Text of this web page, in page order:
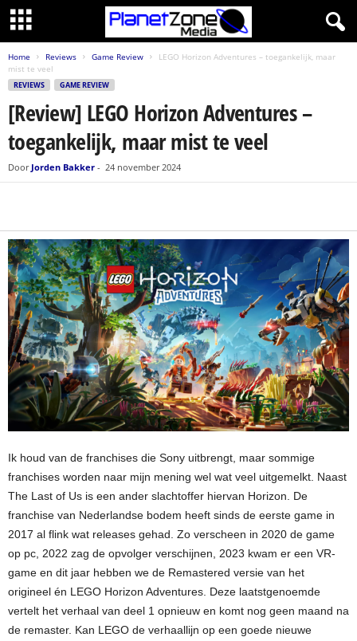
Home Reviews Game Review
LEGO Horizon Adventures – toegankelijk, maar
mist te veel
REVIEWS GAME REVIEW
[Review] LEGO Horizon Adventures –
toegankelijk, maar mist te veel
Door Jorden Bakker - 24 november 2024
Ik houd van de franchises die Sony uitbrengt, maar sommige
franchises worden naar mijn mening wel wat veel uitgemelkt. Naast
The Last of Us is een ander slachtoffer hiervan Horizon. De
franchise van Nederlandse bodem heeft sinds de eerste game in
2017 al flink wat releases gehad. Zo verscheen in 2020 de game
op pc, 2022 zag de opvolger verschijnen, 2023 kwam er een VR-
game en dit jaar hebben we de Remastered versie van het
origineel én LEGO Horizon Adventures. Deze laatstgenoemde
vertelt het verhaal van deel 1 opnieuw en komt nog geen maand na
de remaster. Kan LEGO de verhaallijn op een goede nieuwe